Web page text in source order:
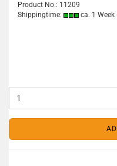
Product No.: 11209
Shippingtime:
ca. 1 Week